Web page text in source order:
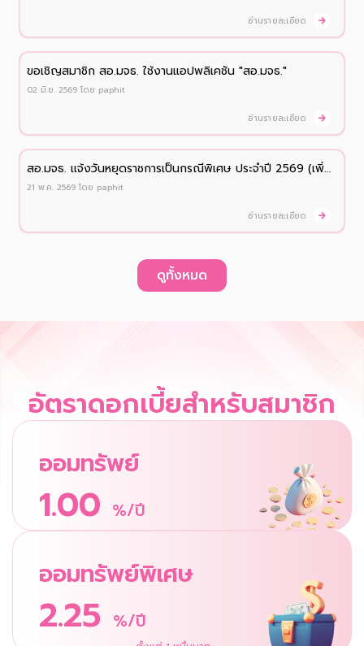
อ่านรายละเอียด
ขอเชิญสมาชิก สอ.มจธ. ใช้งานแอปพลิเคชัน "สอ.มจธ."
02 มิ.ย. 2569 โดย paphit
อ่านรายละเอียด
สอ.มจธ. เเจ้งวันหยุดราชการเป็นกรณีพิเศษ ประจำปี 2569 (เพิ่ม
21 พ.ค. 2569 โดย paphit
อ่านรายละเอียด
ดูทั้งหมด
อัตราดอกเบี้ยสำหรับสมาชิก
ออมทรัพย์
1.00 %/ปี
ออมทรัพย์พิเศษ
2.25 %/ปี